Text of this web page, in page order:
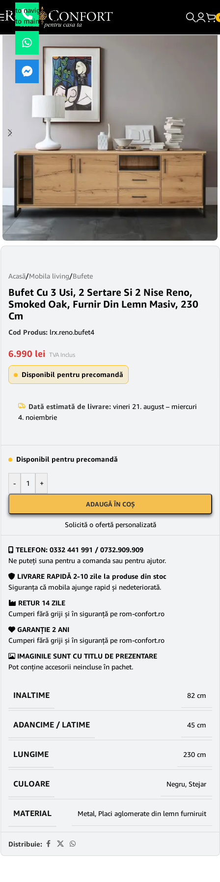
Skip to navigation
Skip to main content
Acasă/Mobila living/Bufete
Bufet Cu 3 Usi, 2 Sertare Si 2 Nise Reno,
Smoked Oak, Furnir Din Lemn Masiv, 230
Cm
Cod Produs: lrx.reno.bufet4
6.990 lei TVA Inclus
Disponibil pentru precomandă
Dată estimată de livrare: vineri 21. august – miercuri
4. noiembrie
Disponibil pentru precomandă
- +
ADAUGĂ ÎN COȘ
Solicită o ofertă personalizată
TELEFON: 0332 441 991 / 0732.909.909
Ne puteţi suna pentru a comanda sau pentru ajutor.
LIVRARE RAPIDĂ 2-10 zile la produse din stoc
Siguranţa că mobila ajunge rapid şi nedeteriorată.
RETUR 14 ZILE
Cumperi fără griji şi în siguranţă pe rom-confort.ro
GARANŢIE 2 ANI
Cumperi fără griji şi în siguranţă pe rom-confort.ro
IMAGINILE SUNT CU TITLU DE PREZENTARE
Pot conține accesorii neincluse în pachet.
INALTIME 82 cm
ADANCIME / LATIME 45 cm
LUNGIME 230 cm
CULOARE Negru, Stejar
MATERIAL Metal, Placi aglomerate din lemn furniruit
Distribuie: